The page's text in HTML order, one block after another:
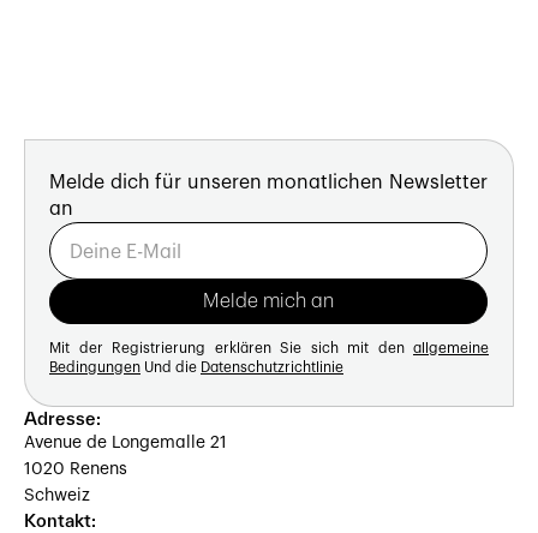
Melde dich für unseren monatlichen Newsletter
an
Mit der Registrierung erklären Sie sich mit den allgemeine
Bedingungen Und die Datenschutzrichtlinie
Adresse:
Avenue de Longemalle 21
1020 Renens
Schweiz
Kontakt: